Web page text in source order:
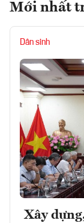
Mới nhất
Dân sinh
Xây